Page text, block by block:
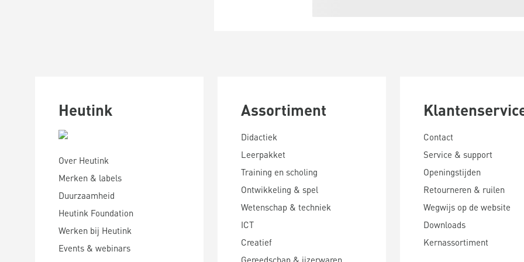
Heutink
Over Heutink
Merken & labels
Duurzaamheid
Heutink Foundation
Werken bij Heutink
Events & webinars
Assortiment
Didactiek
Leerpakket
Training en scholing
Ontwikkeling & spel
Wetenschap & techniek
ICT
Creatief
Gereedschap & ijzerwaren
Contact
Service & support
Openingstijden
Retourneren & ruilen
Wegwijs op de website
Downloads
Kernassortiment